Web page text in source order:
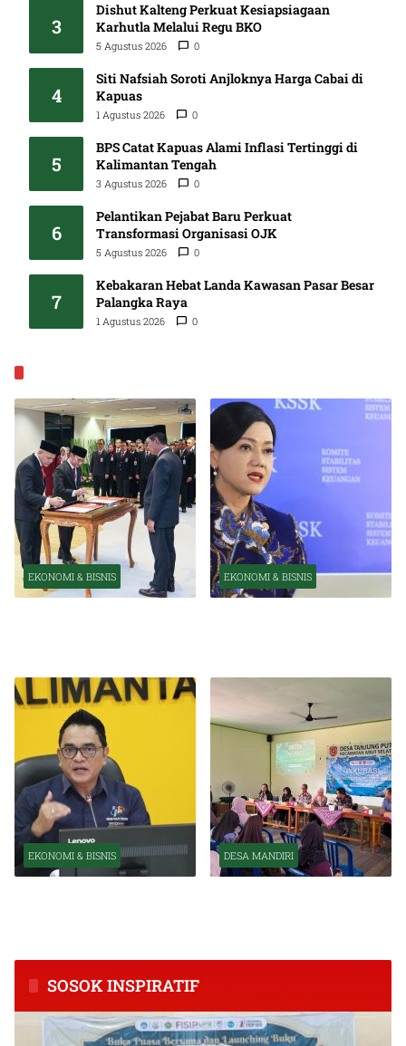
3
Dishut Kalteng Perkuat Kesiapsiagaan
Karhutla Melalui Regu BKO
5 Agustus 2026 0
4
Siti Nafsiah Soroti Anjloknya Harga Cabai di
Kapuas
1 Agustus 2026 0
5
BPS Catat Kapuas Alami Inflasi Tertinggi di
Kalimantan Tengah
3 Agustus 2026 0
6
Pelantikan Pejabat Baru Perkuat
Transformasi Organisasi OJK
5 Agustus 2026 0
7
Kebakaran Hebat Landa Kawasan Pasar Besar
Palangka Raya
1 Agustus 2026 0
EKONOMI & BISNIS EKONOMI & BISNIS
EKONOMI & BISNIS DESA MANDIRI
SOSOK INSPIRATIF